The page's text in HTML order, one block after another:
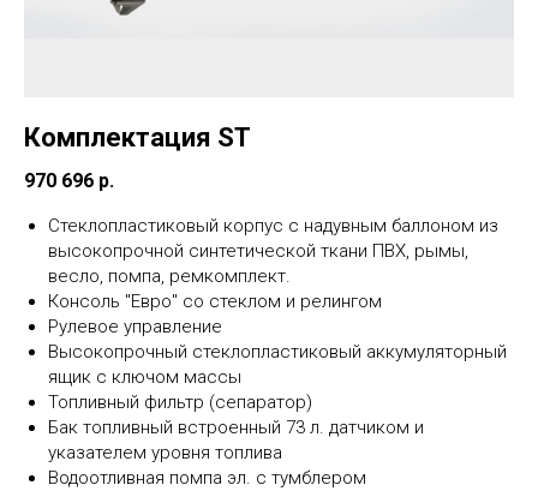
Комплектация ST
970 696 р.
Стеклопластиковый корпус с надувным баллоном из
высокопрочной синтетической ткани ПВХ, рымы,
весло, помпа, ремкомплект.
Консоль "Евро" со стеклом и релингом
Рулевое управление
Высокопрочный стеклопластиковый аккумуляторный
ящик с ключом массы
Топливный фильтр (сепаратор)
Бак топливный встроенный 73 л. датчиком и
указателем уровня топлива
Водоотливная помпа эл. с тумблером